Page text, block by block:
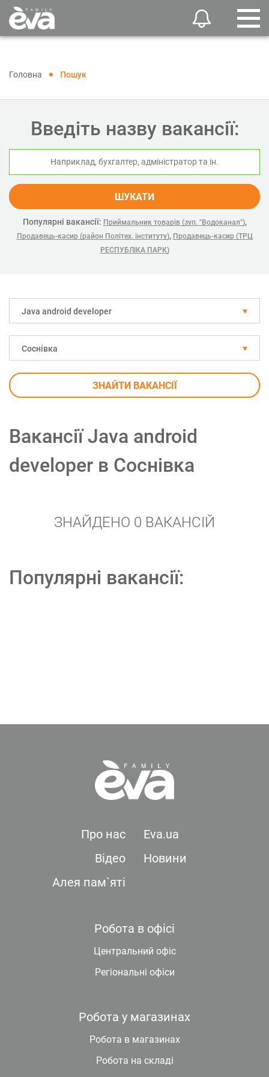
Головна Пошук
Введіть назву вакансії:
ШУКАТИ
Популярні вакансії: Приймальник товарів (зуп. "Водоканал"),
Продавець-касир (район Політех. інституту), Продавець-касир (ТРЦ
РЕСПУБЛІКА ПАРК)
Java android developer
Соснівка
ЗНАЙТИ ВАКАНСІЇ
Вакансії Java android
developer в Соснівка
ЗНАЙДЕНО 0 ВАКАНСІЙ
Популярні вакансії:
Про нас
Eva.ua
Відео
Новини
Алея пам`яті
Робота в офісі
Центральний офіс
Регіональні офіси
Робота у магазинах
Робота в магазинах
Робота на складі